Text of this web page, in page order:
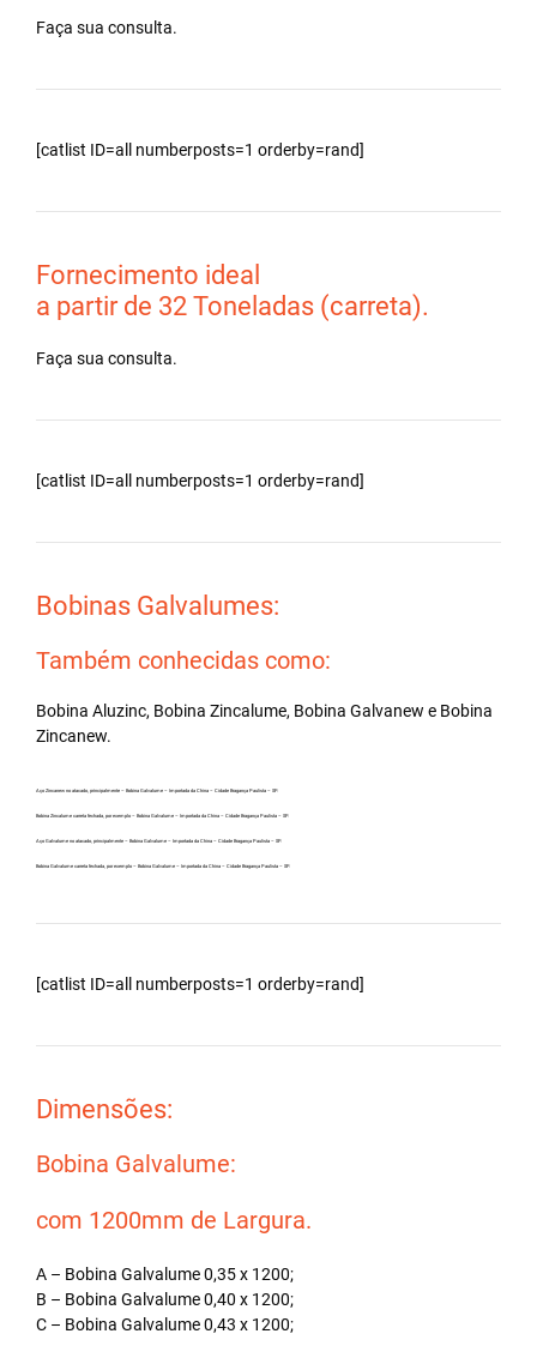
Faça sua consulta.
[catlist ID=all numberposts=1 orderby=rand]
Fornecimento ideal
a partir de 32 Toneladas (carreta).
Faça sua consulta.
[catlist ID=all numberposts=1 orderby=rand]
Bobinas Galvalumes:
Também conhecidas como:
Bobina Aluzinc, Bobina Zincalume, Bobina Galvanew e Bobina
Zincanew.
Aço Zincanew no atacado, principalmente – Bobina Galvalume – Importada da China – Cidade Bragança Paulista – SP.
Bobina Zincalume carreta fechada, por exemplo – Bobina Galvalume – Importada da China – Cidade Bragança Paulista – SP.
Aço Galvalume no atacado, principalmente – Bobina Galvalume – Importada da China – Cidade Bragança Paulista – SP.
Bobina Galvalume carreta fechada, por exemplo – Bobina Galvalume – Importada da China – Cidade Bragança Paulista – SP.
[catlist ID=all numberposts=1 orderby=rand]
Dimensões:
Bobina Galvalume:
com 1200mm de Largura.
A – Bobina Galvalume 0,35 x 1200;
B – Bobina Galvalume 0,40 x 1200;
C – Bobina Galvalume 0,43 x 1200;